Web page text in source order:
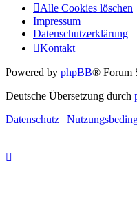
Alle Cookies löschen
Impressum
Datenschutzerklärung
Kontakt
Powered by phpBB® Forum
Deutsche Übersetzung durch
Datenschutz |